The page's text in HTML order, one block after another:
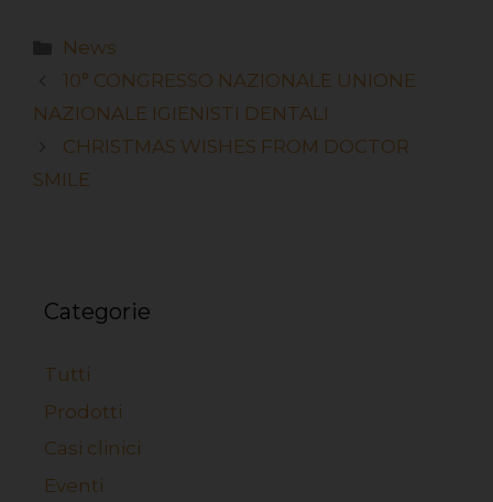
News
10° CONGRESSO NAZIONALE UNIONE
NAZIONALE IGIENISTI DENTALI
CHRISTMAS WISHES FROM DOCTOR
SMILE
Categorie
Tutti
Prodotti
Casi clinici
Eventi